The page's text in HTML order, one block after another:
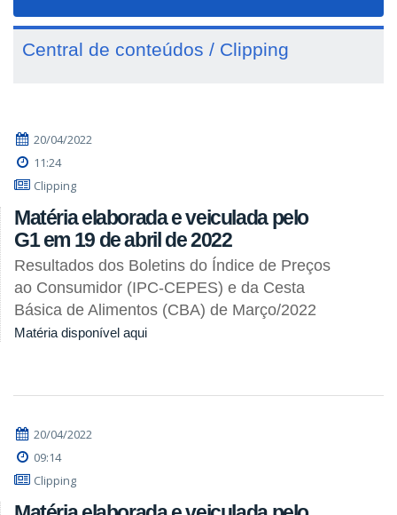
Central de conteúdos / Clipping
20/04/2022
11:24
Clipping
Matéria elaborada e veiculada pelo
G1 em 19 de abril de 2022
Resultados dos Boletins do Índice de Preços
ao Consumidor (IPC-CEPES) e da Cesta
Básica de Alimentos (CBA) de Março/2022
Matéria disponível aqui
20/04/2022
09:14
Clipping